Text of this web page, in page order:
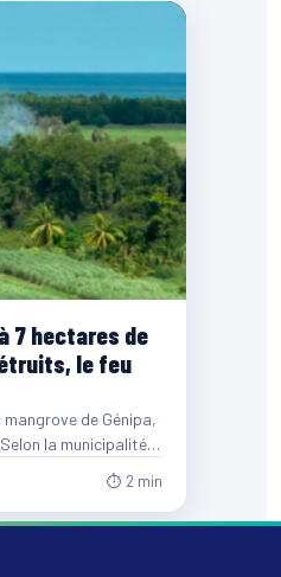
7 hectares de
le feu
de Génipa,
la municipalité,
⏱ 2 min